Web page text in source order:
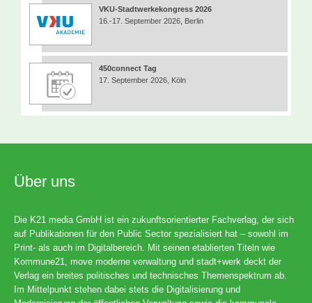
VKU-Stadtwerkekongress 2026
16.-17. September 2026, Berlin
450connect Tag
17. September 2026, Köln
Über uns
Die K21 media GmbH ist ein zukunftsorientierter Fachverlag, der sich
auf Publikationen für den Public Sector spezialisiert hat – sowohl im
Print- als auch im Digitalbereich. Mit seinen etablierten Titeln wie
Kommune21, move moderne verwaltung und stadt+werk deckt der
Verlag ein breites politisches und technisches Themenspektrum ab.
Im Mittelpunkt stehen dabei stets die Digitalisierung und